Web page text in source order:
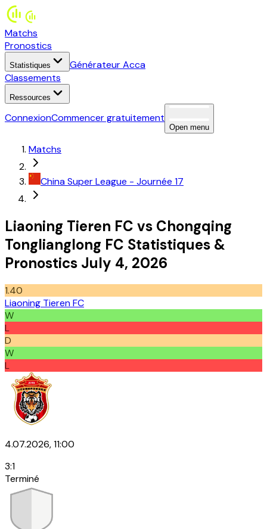
Matchs
Pronostics
Statistiques
Générateur Acca
Classements
Ressources
ConnexionCommencer gratuitement
Open menu
Matchs
ChinaSuper League - Journée 17
Liaoning Tieren FC vs Chongqing
Tonglianglong FC Statistiques &
Pronostics July 4, 2026
1.40
Liaoning Tieren FC
W
L
D
W
L
4.07.2026, 11:00
3:1
Terminé